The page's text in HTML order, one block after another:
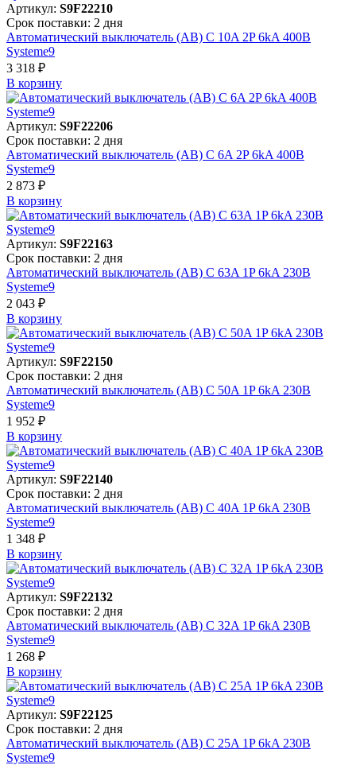
Артикул: S9F22210
Срок поставки: 2 дня
Автоматический выключатель (АВ) C 10A 2P 6kA 400В
Systeme9
3 318 ₽
В корзинy
Артикул: S9F22206
Срок поставки: 2 дня
Автоматический выключатель (АВ) C 6A 2P 6kA 400В
Systeme9
2 873 ₽
В корзинy
Артикул: S9F22163
Срок поставки: 2 дня
Автоматический выключатель (АВ) C 63A 1P 6kA 230В
Systeme9
2 043 ₽
В корзинy
Артикул: S9F22150
Срок поставки: 2 дня
Автоматический выключатель (АВ) C 50A 1P 6kA 230В
Systeme9
1 952 ₽
В корзинy
Артикул: S9F22140
Срок поставки: 2 дня
Автоматический выключатель (АВ) C 40A 1P 6kA 230В
Systeme9
1 348 ₽
В корзинy
Артикул: S9F22132
Срок поставки: 2 дня
Автоматический выключатель (АВ) C 32A 1P 6kA 230В
Systeme9
1 268 ₽
В корзинy
Артикул: S9F22125
Срок поставки: 2 дня
Автоматический выключатель (АВ) C 25A 1P 6kA 230В
Systeme9